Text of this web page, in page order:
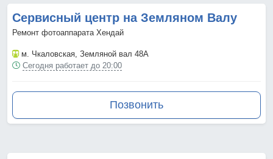
Сервисный центр на Земляном Валу
Ремонт фотоаппарата Хендай
м. Чкаловская , Земляной вал 48А
Сегодня работает до 20:00
Позвонить